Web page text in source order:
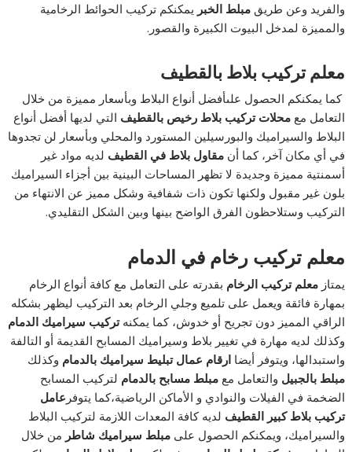
والفريد وعن طريق مبلط الخبر يمكنكم تركيب الحوائط الرخامية
والمميزة لمدخل البيوت الكبيرة والقصور.
معلم تركيب بلاط بالقطيف
كما يمكنكم الحصول علىأفضل أنواع البلاط وبأسعار مميزة من خلال
التعامل مع محلات تركيب بلاط رخيص بالقطيف التي لديها أفضل أنواع
البلاط والسيراميك والبورسيلين المستورد والمحلي وبأسعار لن تجدوها
في أي مكان آخر، كما أن مقاول بلاط في القطيف لديه مواد غير
أسمنتية مميزة وجديدة لا تظهر المساحات البينية بين أجزاء السيراميك
بلون غير مقبول ولكنها تكون ذات شفافية وشكل مميز عن الانتهاء من
التركيب وستلاحظون الفرق الواضح بينها وبين الشكل التقليدي.
معلم تركيب رخام في الدمام
يمتازمعلم تركيب الرخام بقدرته على التعامل مع كافة أنواع الرخام
بمهارة فائقة ويعمل على تلميع وجلي الرخام بعد التركيب ليظهر بشكله
الراقي المميز دون تجريح أو خدوش، كما يمكنهتركيب سيراميك الدمام
وكذلك لديه مهارة في تغيير بلاط وسيراميك المسابح القديمة أو التالفة
واستبدالها، ويتوفر أيضا ارقام عمال تبليط سيراميك بالدمام وكذلك
مبلط بالجبيل والتعامل مع مبلط مسابح بالدمام لتركيب المسابح
الضخمة في الفيلات والنوادي و الأماكن الرياضية،كما يتوفر عامل
تركيب بلاط كبير القطيف لديه كافة المعدات اللازمة لتركيب البلاط
والسيراميك، ويمكنكم الحصول على مبلط سيراميك شاطر من خلال